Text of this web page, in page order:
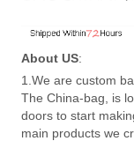
About US:
1.We are custom
The China-bag, is
doors to start
main products we